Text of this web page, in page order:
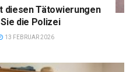
diesen Tätowierungen
die Polizei
13 FEBRUAR 2026